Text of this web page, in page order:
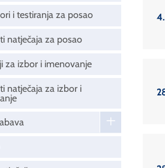
i testiranja za posao
natječaja za posao
za izbor i imenovanje
natječaja za izbor i